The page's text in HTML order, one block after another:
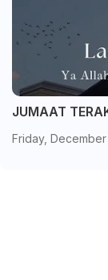
JUMAAT
Friday,